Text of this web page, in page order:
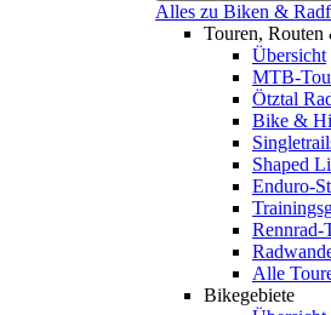
Alles zu Biken &
Touren, Routen
Übersicht
MTB-
Ötztal
Bike &
Shaped
Enduro-
Rennrad-
Alle
Bikegebiete